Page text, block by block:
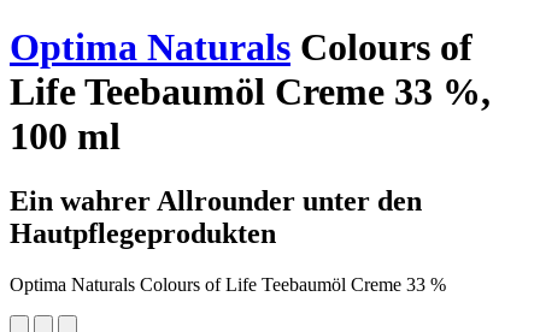
Optima Naturals Colours of
Life Teebaumöl Creme 33 %,
100 ml
Ein wahrer Allrounder unter den
Hautpflegeprodukten
Optima Naturals Colours of Life Teebaumöl Creme 33 %